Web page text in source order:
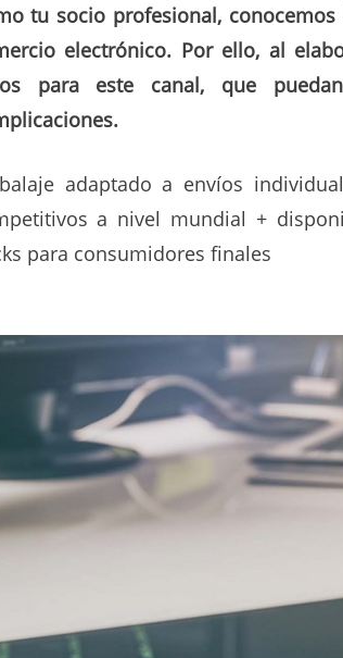
tu socio profesional,
electrónico. Por ello, al
para este canal, que
adaptado a envíos
a nivel mundial +
para consumidores finales